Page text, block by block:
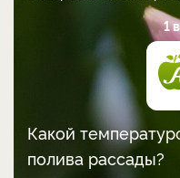
1
Какой
полива рассады?